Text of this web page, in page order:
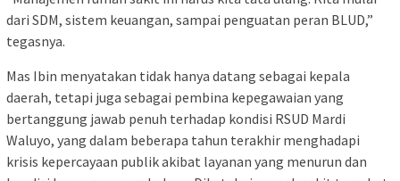
dari SDM, sistem keuangan, sampai penguatan peran BLUD,”
tegasnya.
Mas Ibin menyatakan tidak hanya datang sebagai kepala
daerah, tetapi juga sebagai pembina kepegawaian yang
bertanggung jawab penuh terhadap kondisi RSUD Mardi
Waluyo, yang dalam beberapa tahun terakhir menghadapi
krisis kepercayaan publik akibat layanan yang menurun dan